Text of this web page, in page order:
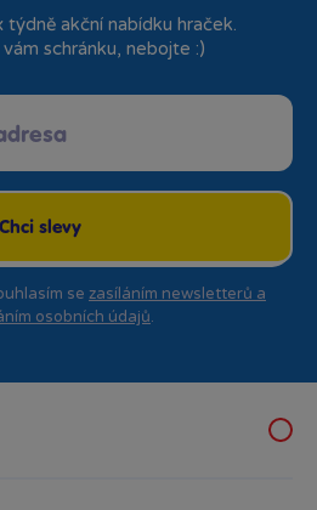
týdně akční nabídku hraček.
schránku, nebojte :)
Chci slevy
se zasíláním newsletterů a
osobních údajů.